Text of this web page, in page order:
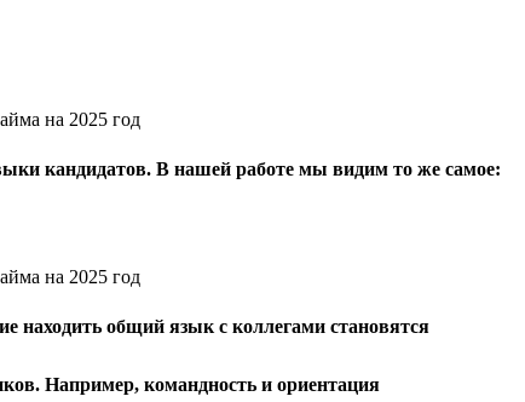
кандидатов. В нашей работе мы видим то же самое:
находить общий язык с коллегами становятся
Например, командность и ориентация